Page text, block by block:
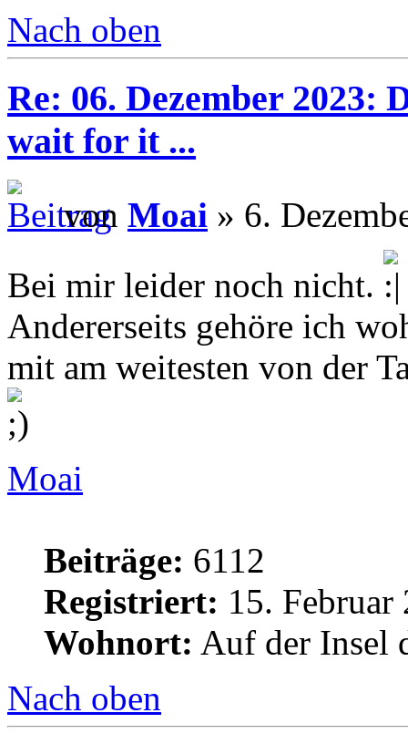
Nach oben
Re: 06. Dezember 2023:
wait for it ...
von Moai » 6.
Bei mir leider noch nicht.
Andererseits gehöre ich
mit am weitesten von der
Moai
Beiträge: 6112
Registriert: 15.
Wohnort: Auf der Insel
Nach oben